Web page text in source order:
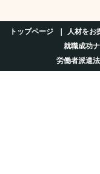
トップページ 人材をお
就職成功
労働者派遣